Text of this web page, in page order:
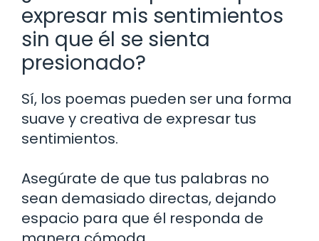
expresar mis sentimientos
sin que él se sienta
presionado?
Sí, los poemas pueden ser una forma
suave y creativa de expresar tus
sentimientos.
Asegúrate de que tus palabras no
sean demasiado directas, dejando
espacio para que él responda de